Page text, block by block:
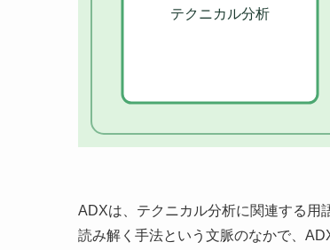
テクニカル分析
ADXは、テクニカル分析に関連する用
読み解く手法という文脈のなかで、